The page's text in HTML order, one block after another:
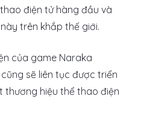
điện tử hàng đầu và
trên khắp thế giới.
của game Naraka
sẽ liên tục được triển
thương hiệu thể thao điện